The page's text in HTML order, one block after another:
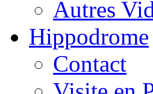
Autres
Hippodrome
Contact